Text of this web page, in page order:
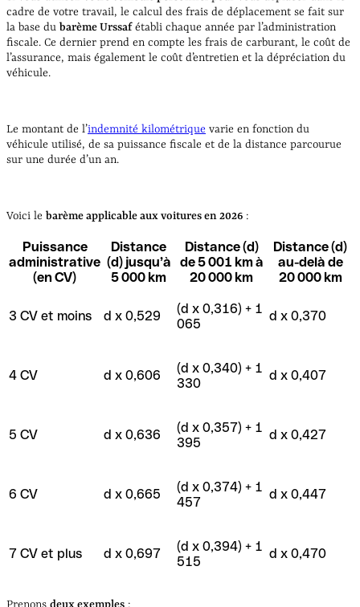
cadre de votre travail, le calcul des frais de déplacement se fait sur
la base du barème Urssafétabli chaque année par l’administration
fiscale. Ce dernier prend en compte les frais de carburant, le coût de
l’assurance, mais également le coût d’entretien et la dépréciation du
véhicule.
Le montant de l’indemnité kilométrique varie en fonction du
véhicule utilisé, de sa puissance fiscale et de la distance parcourue
sur une durée d’un an.
Voici le barème applicable aux voitures en 2026 :
Puissance
administrative
(en CV)
Distance
(d) jusqu’à
5 000 km
Distance (d)
de 5 001 km à
20 000 km
Distance (d)
au-delà de
20 000 km
3 CV et moins d x 0,529
(d x 0,316) + 1
065
d x 0,370
4 CV d x 0,606
(d x 0,340) + 1
330
d x 0,407
5 CV d x 0,636
(d x 0,357) + 1
395
d x 0,427
6 CV d x 0,665
(d x 0,374) + 1
457
d x 0,447
7 CV et plus d x 0,697
(d x 0,394) + 1
515
d x 0,470
Prenons deux exemples :